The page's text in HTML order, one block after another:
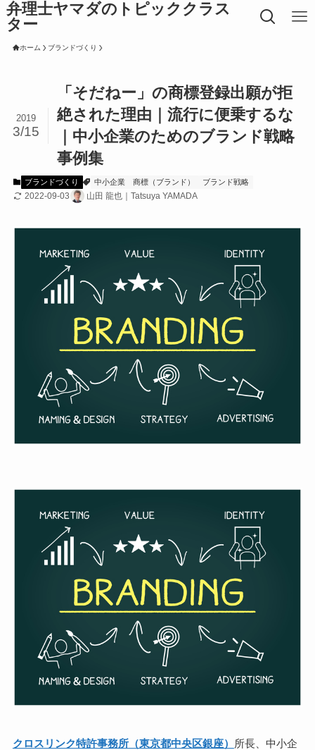
弁理士ヤマダのトピッククラス
ター
ホーム ブランドづくり
「そだねー」の商標登録出願が拒
絶された理由｜流行に便乗するな
｜中小企業のためのブランド戦略
事例集
2019
3/15
ブランドづくり 中小企業 商標（ブランド） ブランド戦略
2022-09-03 山田 龍也｜Tatsuya YAMADA
クロスリンク特許事務所（東京都中央区銀座）
所長、中小企